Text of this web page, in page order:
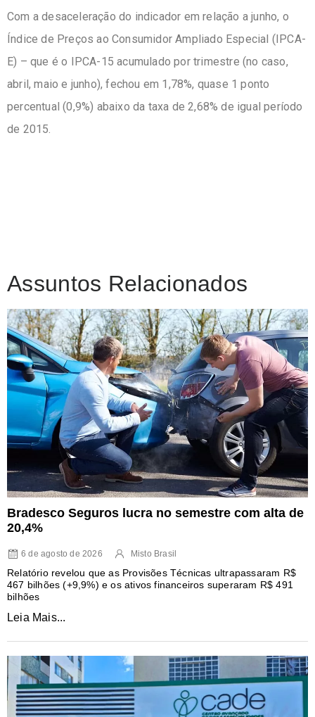
Com a desaceleração do indicador em relação a junho, o
Índice de Preços ao Consumidor Ampliado Especial (IPCA-
E) – que é o IPCA-15 acumulado por trimestre (no caso,
abril, maio e junho), fechou em 1,78%, quase 1 ponto
percentual (0,9%) abaixo da taxa de 2,68% de igual período
de 2015.
Assuntos Relacionados
Bradesco Seguros lucra no semestre com alta de
20,4%
6 de agosto de 2026 Misto Brasil
Relatório revelou que as Provisões Técnicas ultrapassaram R$
467 bilhões (+9,9%) e os ativos financeiros superaram R$ 491
bilhões
Leia Mais...